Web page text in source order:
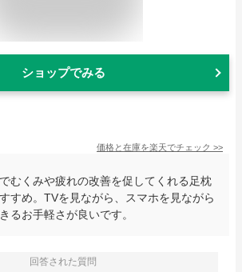
ショップでみる
価格と在庫を楽天でチェック >>
むくみや疲れの改善を促してくれる足枕
すめ。TVを見ながら、スマホを見ながら
るお手軽さが良いです。
回答された質問